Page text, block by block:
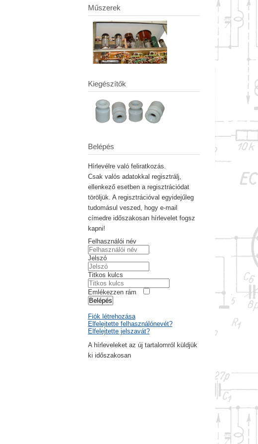
Műszerek
Kiegészítők
Belépés
Hírlevélre való feliratkozás.
Csak valós adatokkal regisztrálj,
ellenkező esetben a regisztrációdat
töröljük. A regisztrációval egyidejűleg
tudomásul veszed, hogy e-mail
címedre időszakosan hírlevelet fogsz
kapni!
Felhasználói név
Jelszó
Titkos kulcs
Emlékezzen rám
Belépés
Fiók létrehozása
Elfelejtette felhasználónevét?
Elfelejtette jelszavát?
A hírleveleket az új tartalomról küldjük
ki időszakosan